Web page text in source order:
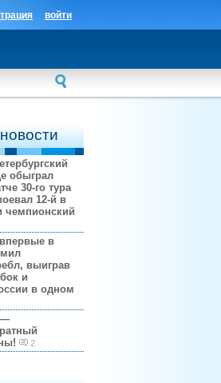
войти
обыграл
30-го тура
12-й в
чемпионский
в
выиграв
и
в одном
—
2